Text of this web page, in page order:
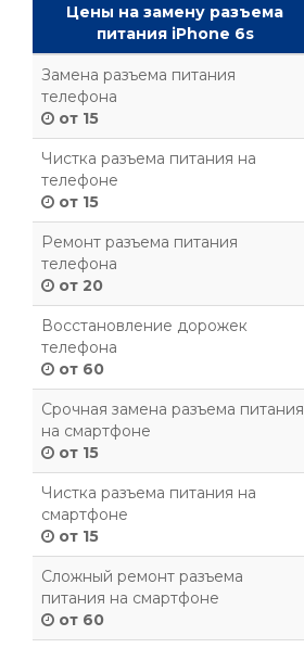
Цены на замену разъема
питания iPhone 6s
Замена разъема питания
телефона
от 15
Чистка разъема питания на
телефоне
от 15
Ремонт разъема питания
телефона
от 20
Восстановление дорожек
телефона
от 60
Срочная замена разъема питания
на смартфоне
от 15
Чистка разъема питания на
смартфоне
от 15
Сложный ремонт разъема
питания на смартфоне
от 60